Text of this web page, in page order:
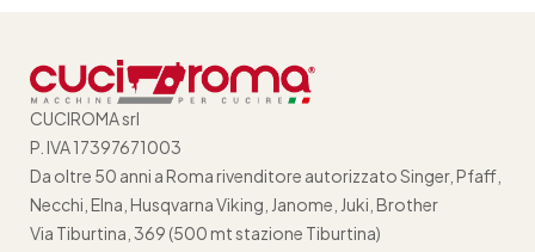
CUCIROMA srl
P. IVA 17397671003
Da oltre 50 anni a Roma rivenditore autorizzato Singer, Pfaff,
Necchi, Elna, Husqvarna Viking, Janome, Juki, Brother
Via Tiburtina, 369 (500 mt stazione Tiburtina)